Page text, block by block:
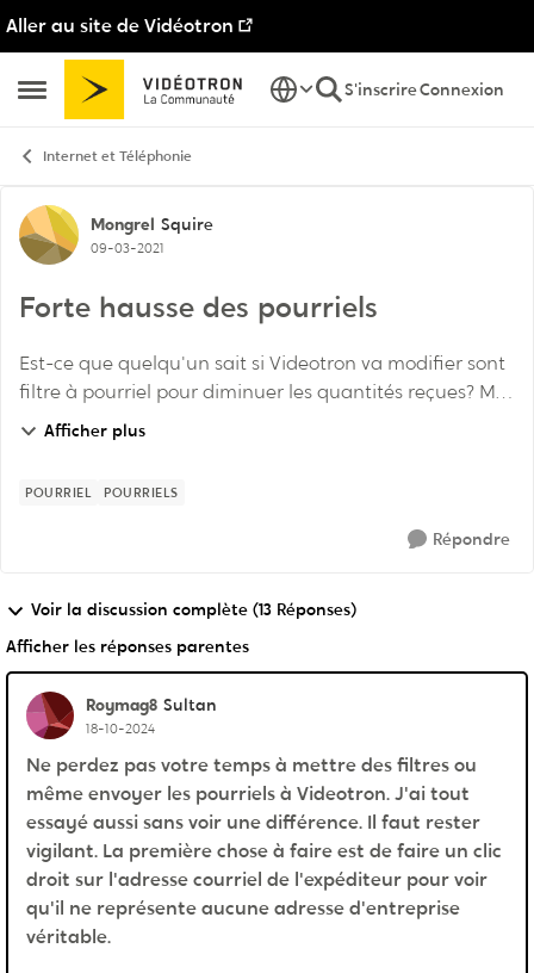
Aller au site de Vidéotron
Ouvrir Menu Latéral
Passer au contenu
S'inscrireConnexion
Internet et Téléphonie
Discussion de forum
Mongrel Squire
09-03-2021
Forte hausse des pourriels
Est-ce que quelqu'un sait si Videotron va modifier sont
filtre à pourriel pour diminuer les quantités reçues? Moi
et mon épouse recevons des quantité de plus en plus
Afficher plus
POURRIEL POURRIELS
Répondre
Voir la discussion complète (13 Réponses)
Afficher les réponses parentes
Roymag8 Sultan
18-10-2024
Ne perdez pas votre temps à mettre des filtres ou
même envoyer les pourriels à Videotron. J'ai tout
essayé aussi sans voir une différence. Il faut rester
vigilant. La première chose à faire est de faire un clic
droit sur l'adresse courriel de l'expéditeur pour voir
qu'il ne représente aucune adresse d'entreprise
véritable.